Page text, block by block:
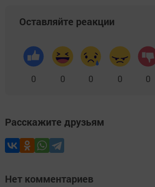
Оставляйте реакции
0 0 0 0 0
Расскажите друзьям
Нет комментариев